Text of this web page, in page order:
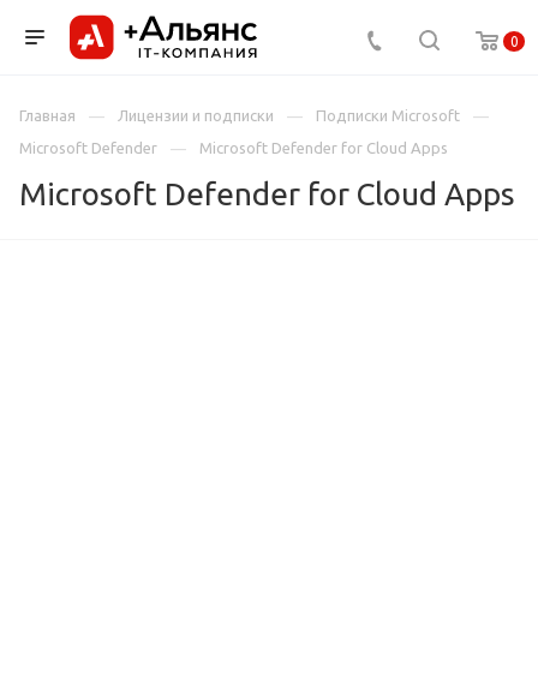
0
Главная Лицензии и подписки
Подписки Microsoft
Microsoft Defender
Microsoft Defender for Cloud Apps
Microsoft Defender for Cloud Apps